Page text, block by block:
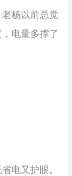
杨以前总觉
电量多撑了
电又护眼。